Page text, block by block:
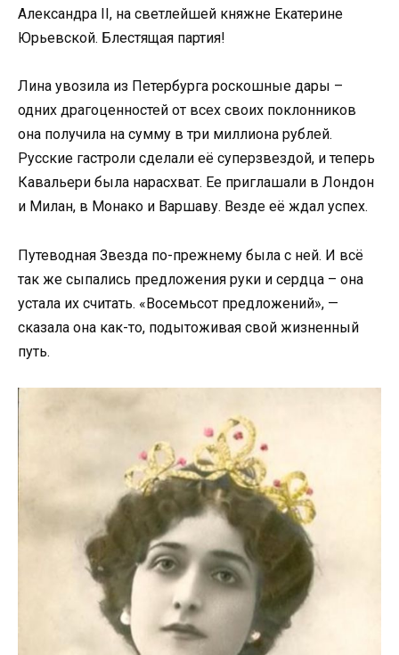
Александра II, на светлейшей княжне Екатерине
Юрьевской. Блестящая партия!
Лина увозила из Петербурга роскошные дары –
одних драгоценностей от всех своих поклонников
она получила на сумму в три миллиона рублей.
Русские гастроли сделали её суперзвездой, и теперь
Кавальери была нарасхват. Ее приглашали в Лондон
и Милан, в Монако и Варшаву. Везде её ждал успех.
Путеводная Звезда по-прежнему была с ней. И всё
так же сыпались предложения руки и сердца – она
устала их считать. «Восемьсот предложений», —
сказала она как-то, подытоживая свой жизненный
путь.